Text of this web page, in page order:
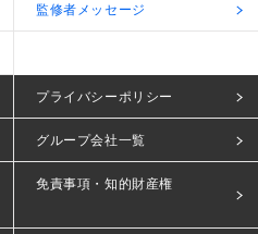
監修者メッセージ
プライバシーポリシー
グループ会社一覧
免責事項・知的財産権